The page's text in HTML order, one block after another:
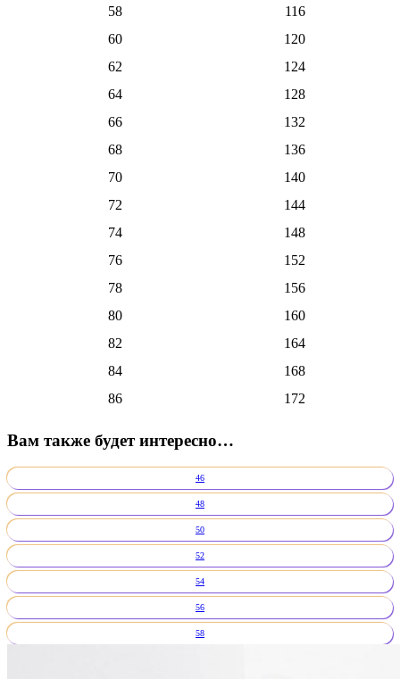
58
116
60
120
62
124
64
128
66
132
68
136
70
140
72
144
74
148
76
152
78
156
80
160
82
164
84
168
86
172
Вам также будет интересно…
46
48
50
52
54
56
58